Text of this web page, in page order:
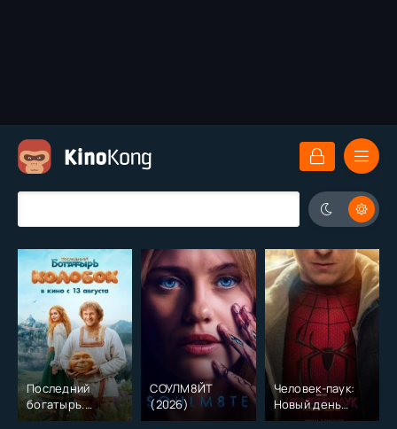
Человек-паук:
Новый день
(2026)
Во власти
страха (2026)
Супергерл
(2026)